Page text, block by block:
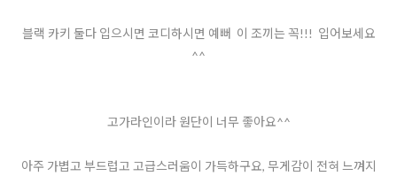
블랙 카키 둘다 입으시면 코디하시면 예뻐 이 조끼는 꼭!!! 입어보세요
^^
고가라인이라 원단이 너무 좋아요^^
아주 가볍고 부드럽고 고급스러움이 가득하구요, 무게감이 전혀 느껴지